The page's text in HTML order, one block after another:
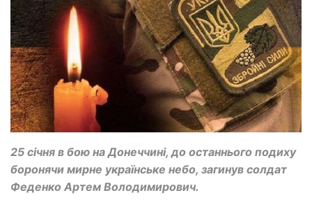
25 січня в бою на Донеччині, до останнього подиху
боронячи мирне українське небо, загинув солдат
Феденко Артем Володимирович.